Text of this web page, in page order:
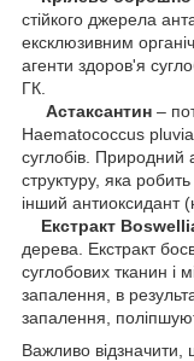
стійкого джерела
ексклюзивним
агенти здоров'я
ГК.
Астаксантин –
Haematococcus
суглобів. Природний
структуру, яка
інший антиоксидант
Екстракт
дерева. Екстракт
суглобових тканин і
запалення, в
запалення,
Важливо відзначити,